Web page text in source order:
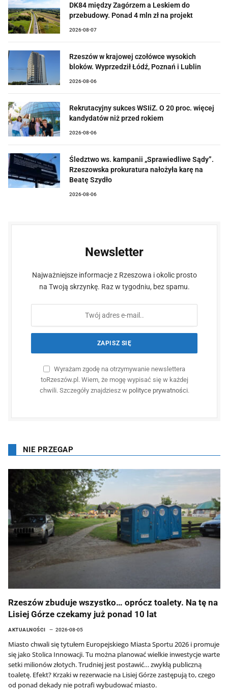
DK84 między Zagórzem a Leskiem do
przebudowy. Ponad 4 mln zł na projekt
2026-08-07
Rzeszów w krajowej czołówce wysokich
bloków. Wyprzedził Łódź, Poznań i Lublin
2026-08-06
Rekrutacyjny sukces WSIiZ. O 20 proc. więcej
kandydatów niż przed rokiem
2026-08-06
Śledztwo ws. kampanii „Sprawiedliwe Sądy”.
Rzeszowska prokuratura nałożyła karę na
Beatę Szydło
2026-08-06
Newsletter
Najważniejsze informacje z Rzeszowa i okolic prosto
na Twoją skrzynkę. Raz w tygodniu, bez spamu.
Wyrażam zgodę na otrzymywanie newslettera
toRzeszów.pl. Wiem, że mogę wypisać się w każdej
chwili. Szczegóły znajdziesz w polityce prywatności.
NIE PRZEGAP
Rzeszów zbuduje wszystko… oprócz toalety. Na tę na
Lisiej Górze czekamy już ponad 10 lat
AKTUALNOŚCI 2026-08-05
Miasto chwali się tytułem Europejskiego Miasta Sportu 2026 i promuje
się jako Stolica Innowacji. Tu można planować wielkie inwestycje warte
setki milionów złotych. Trudniej jest postawić… zwykłą publiczną
toaletę. Efekt? Krzaki w rezerwacie na Lisiej Górze zastępują to, czego
od ponad dekady nie potrafi wybudować miasto.